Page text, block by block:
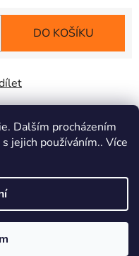
Dalším procházením
jejich používáním.. Více
DO KOŠÍKU